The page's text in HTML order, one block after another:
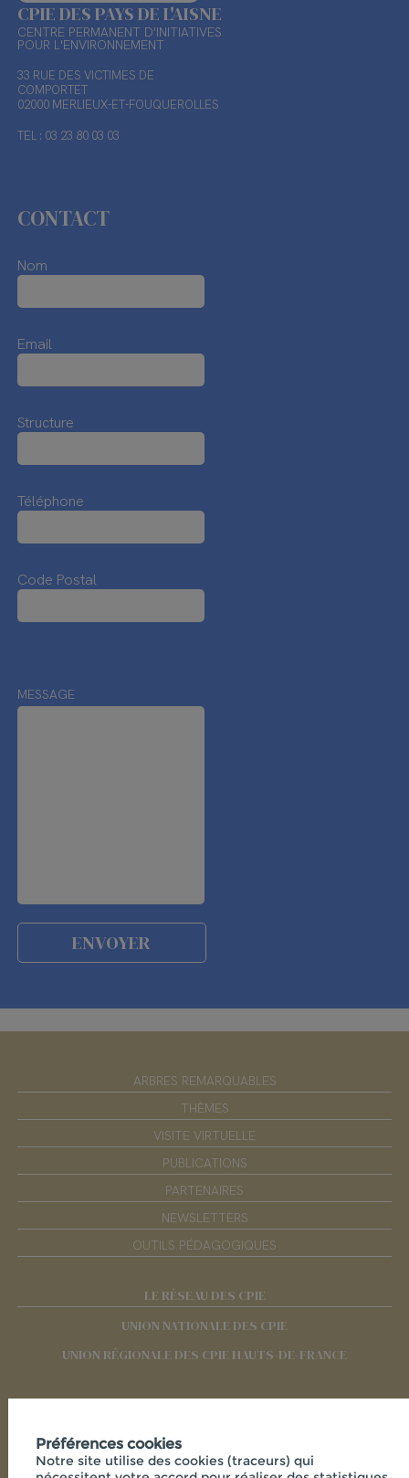
CPIE DES PAYS DE L'AISNE
CENTRE PERMANENT D'INITIATIVES
POUR L'ENVIRONNEMENT
33 RUE DES VICTIMES DE
COMPORTET
02000 MERLIEUX-ET-FOUQUEROLLES
TEL : 03 23 80 03 03
CONTACT
Nom
Email
Structure
Téléphone
Code Postal
MESSAGE
ARBRES REMARQUABLES
THÈMES
VISITE VIRTUELLE
PUBLICATIONS
PARTENAIRES
NEWSLETTERS
OUTILS PÉDAGOGIQUES
LE RÉSEAU DES CPIE
UNION NATIONALE DES CPIE
UNION RÉGIONALE DES CPIE HAUTS-DE-FRANCE
Préférences cookies
Notre site utilise des cookies (traceurs) qui